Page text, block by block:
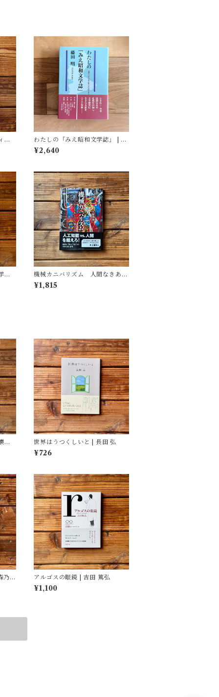
ア
わたしの「みえ昭和文学誌」 | 藤
田 明
¥2,640
機械カニバリズム 人間なきあと
の人類学へ｜久保 明教
¥1,815
れ 世界はうつくしいと | 長田 弘
¥726
乃お
アルゴスの眼鏡 | 吉田 篤弘
¥1,100